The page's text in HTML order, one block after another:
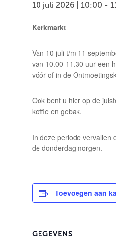
10 juli 2026 | 10:00 -
Kerkmarkt
Van 10 juli t/m 11
van 10.00-11.30 uur een
vóór of in de
Ook bent u hier op de
koffie en gebak.
In deze periode vervallen
de donderdagmorgen.
Toevoegen aan
GEGEVENS